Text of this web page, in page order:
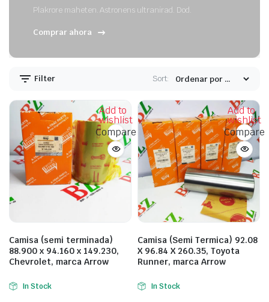
Plakrore maheten. Astronens ultranirad. Dod.
Comprar ahora
Filter Sort:
Add to
wishlist
Compare
Camisa (semi terminada)
88.900 x 94.160 x 149.230,
Chevrolet, marca Arrow
In Stock
Add to
wishlist
Compare
Camisa (Semi Termica) 92.08
X 96.84 X 260.35, Toyota
Runner, marca Arrow
In Stock